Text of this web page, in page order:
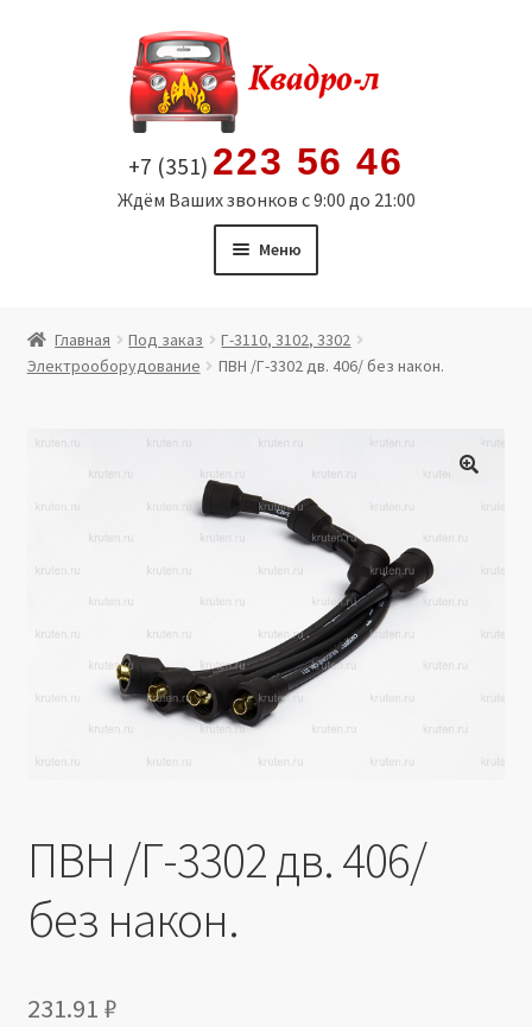
содержимому
+7 (351) 223 56 46
Ждём Ваших звонков с 9:00 до 21:00
Меню
Витрина
Мой аккаунт
Политика в отношении обработки персональных
Юридические данные
Главная Под заказ
Г-3110, 3102, 3302
Электрооборудование
ПВН /Г-3302 дв. 406/ без након.
ПВН /Г-3302 дв. 406/
без након.
231.91 ₽